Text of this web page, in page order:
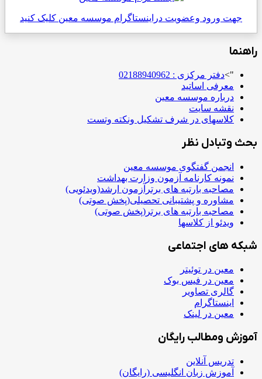
جهت ورود وعضویت دراینستاگرام موسسه معین کلیک کنید
راهنما
">دفتر مرکزی : 02188940962
معرفی اساتید
درباره موسسه معین
نقشه سایت
کلاسهای در شرف تشکیل ونکته وتست
بحث وتبادل نظر
انجمن گفتگوی موسسه معین
نمونه کارنامه آزمون وزارت بهداشت
مصاحبه بارتبه های برترآزمون ارشد(ویدئویی)
مشاوره و پشتیبانی تحصیلی(پخش صوتی)
مصاحبه بارتبه های برتر(پخش صوتی)
ویدئو از کلاسها
شبکه های اجتماعی
معین در توئیتر
معین در فیس بوک
گالری تصاویر
اینستاگرام
معین در لینک
آموزش ومطالب رایگان
تدریس آنلاین
آموزش زبان انگلیسی (رایگان)